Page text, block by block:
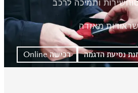
שירות ותמיכה לרכב
אודות מאזדה
נסיעת הדגמה רכישה Online